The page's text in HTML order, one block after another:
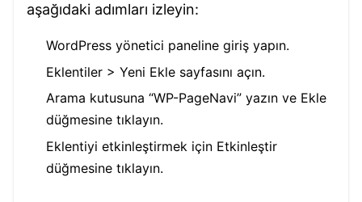
aşağıdaki adımları izleyin:
WordPress yönetici paneline giriş yapın.
Eklentiler > Yeni Ekle sayfasını açın.
Arama kutusuna “WP-PageNavi” yazın ve Ekle
düğmesine tıklayın.
Eklentiyi etkinleştirmek için Etkinleştir
düğmesine tıklayın.